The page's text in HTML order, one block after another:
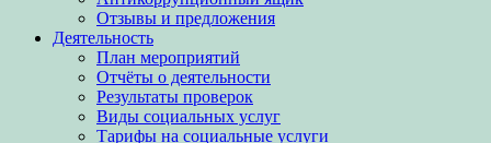
Отзывы и предложения
Деятельность
План мероприятий
Отчёты о деятельности
Результаты проверок
Виды социальных услуг
Тарифы на социальные услуги